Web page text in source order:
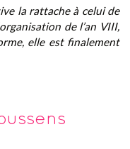
la rattache à celui de
de l’an VIII,
elle est finalement